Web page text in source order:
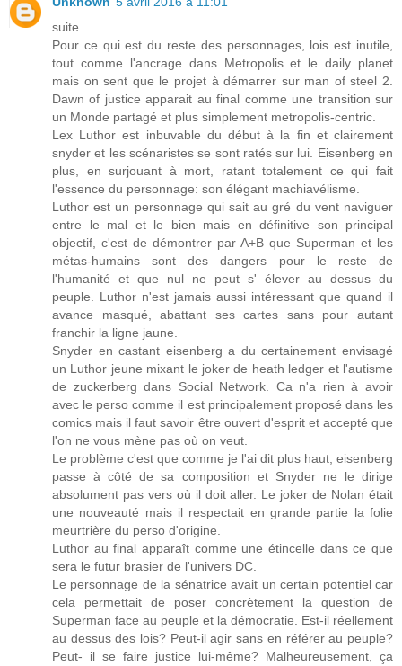
suite
Pour ce qui est du reste des personnages, lois est inutile,
tout comme l'ancrage dans Metropolis et le daily planet
mais on sent que le projet à démarrer sur man of steel 2.
Dawn of justice apparait au final comme une transition sur
un Monde partagé et plus simplement metropolis-centric.
Lex Luthor est inbuvable du début à la fin et clairement
snyder et les scénaristes se sont ratés sur lui. Eisenberg en
plus, en surjouant à mort, ratant totalement ce qui fait
l'essence du personnage: son élégant machiavélisme.
Luthor est un personnage qui sait au gré du vent naviguer
entre le mal et le bien mais en définitive son principal
objectif, c'est de démontrer par A+B que Superman et les
métas-humains sont des dangers pour le reste de
l'humanité et que nul ne peut s' élever au dessus du
peuple. Luthor n'est jamais aussi intéressant que quand il
avance masqué, abattant ses cartes sans pour autant
franchir la ligne jaune.
Snyder en castant eisenberg a du certainement envisagé
un Luthor jeune mixant le joker de heath ledger et l'autisme
de zuckerberg dans Social Network. Ca n'a rien à avoir
avec le perso comme il est principalement proposé dans les
comics mais il faut savoir être ouvert d'esprit et accepté que
l'on ne vous mène pas où on veut.
Le problème c'est que comme je l'ai dit plus haut, eisenberg
passe à côté de sa composition et Snyder ne le dirige
absolument pas vers où il doit aller. Le joker de Nolan était
une nouveauté mais il respectait en grande partie la folie
meurtrière du perso d'origine.
Luthor au final apparaît comme une étincelle dans ce que
sera le futur brasier de l'univers DC.
Le personnage de la sénatrice avait un certain potentiel car
cela permettait de poser concrètement la question de
Superman face au peuple et la démocratie. Est-il réellement
au dessus des lois? Peut-il agir sans en référer au peuple?
Peut- il se faire justice lui-même? Malheureusement, ça